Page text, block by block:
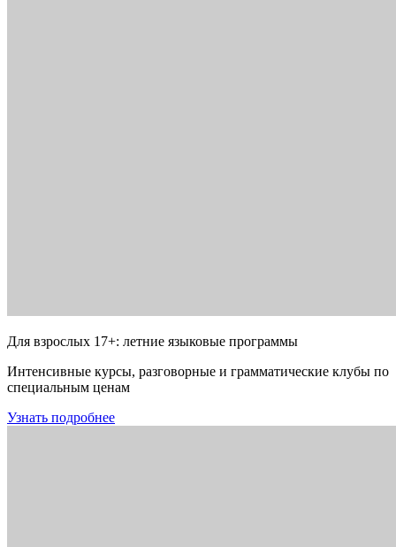
Для взрослых 17+: летние языковые программы
Интенсивные курсы, разговорные и грамматические клубы по
специальным ценам
Узнать подробнее